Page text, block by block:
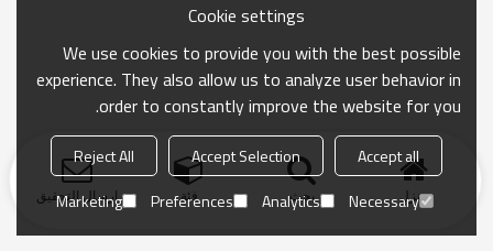
منزل بحث فئة ارسال التحقيق
Cookie settings
We use cookies to provide you with the best possible
experience. They also allow us to analyze user behavior in
order to constantly improve the website for you.
Accept all
Accept Selection
Reject All
Necessary
Analytics
Preferences
Marketing